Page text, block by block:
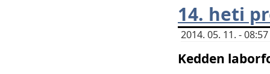
14. heti
2014. 05. 11. -
Kedden